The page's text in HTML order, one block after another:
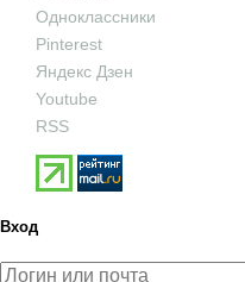
Одноклассники
Pinterest
Яндекс Дзен
Youtube
RSS
Вход